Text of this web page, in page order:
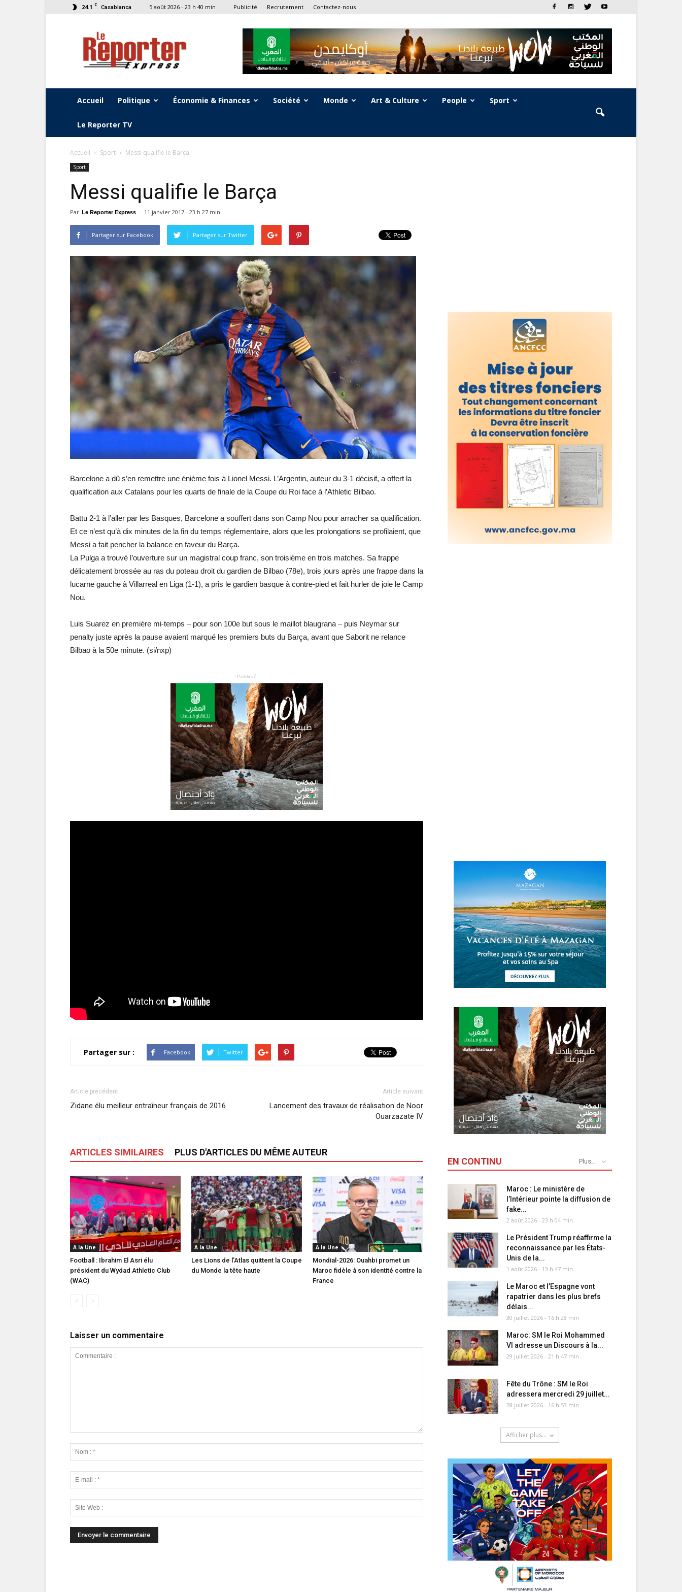
24.1 C Casablanca 5 août 2026 - 23 h 40 min Publicité Recrutement Contactez-nous
Le
Reporter
Express
Accueil Politique Économie & Finances Société Monde Art & Culture People Sport
Le Reporter TV
Accueil Sport Messi qualifie le Barça
Sport
Messi qualifie le Barça
Par Le Reporter Express - 11 janvier 2017 - 23 h 27 min
Partager sur Facebook Partager sur Twitter
Barcelone a dû s’en remettre une énième fois à Lionel Messi. L’Argentin, auteur du 3-1 décisif, a offert la
qualification aux Catalans pour les quarts de finale de la Coupe du Roi face à l’Athletic Bilbao.
Battu 2-1 à l’aller par les Basques, Barcelone a souffert dans son Camp Nou pour arracher sa qualification.
Et ce n’est qu’à dix minutes de la fin du temps réglementaire, alors que les prolongations se profilaient, que
Messi a fait pencher la balance en faveur du Barça.
La Pulga a trouvé l’ouverture sur un magistral coup franc, son troisième en trois matches. Sa frappe
délicatement brossée au ras du poteau droit du gardien de Bilbao (78e), trois jours après une frappe dans la
lucarne gauche à Villarreal en Liga (1-1), a pris le gardien basque à contre-pied et fait hurler de joie le Camp
Nou.
Luis Suarez en première mi-temps – pour son 100e but sous le maillot blaugrana – puis Neymar sur
penalty juste après la pause avaient marqué les premiers buts du Barça, avant que Saborit ne relance
Bilbao à la 50e minute. (si/nxp)
- Publicité -
Partager sur : Facebook Twitter
Article précédent
Zidane élu meilleur entraîneur français de 2016
Article suivant
Lancement des travaux de réalisation de Noor
Ouarzazate IV
ARTICLES SIMILAIRES PLUS D'ARTICLES DU MÊME AUTEUR
A la Une
Football : Ibrahim El Asri élu
président du Wydad Athletic Club
(WAC)
A la Une
Les Lions de l’Atlas quittent la Coupe
du Monde la tête haute
A la Une
Mondial-2026: Ouahbi promet un
Maroc fidèle à son identité contre la
France
Laisser un commentaire
EN CONTINU Plus...
Maroc : Le ministère de
l’Intérieur pointe la diffusion de
fake...
2 août 2026 - 23 h 04 min
Le Président Trump réaffirme la
reconnaissance par les États-
Unis de la...
1 août 2026 - 13 h 47 min
Le Maroc et l’Espagne vont
rapatrier dans les plus brefs
délais...
30 juillet 2026 - 16 h 28 min
Maroc: SM le Roi Mohammed
VI adresse un Discours à la...
29 juillet 2026 - 21 h 47 min
Fête du Trône : SM le Roi
adressera mercredi 29 juillet...
28 juillet 2026 - 16 h 53 min
Afficher plus...